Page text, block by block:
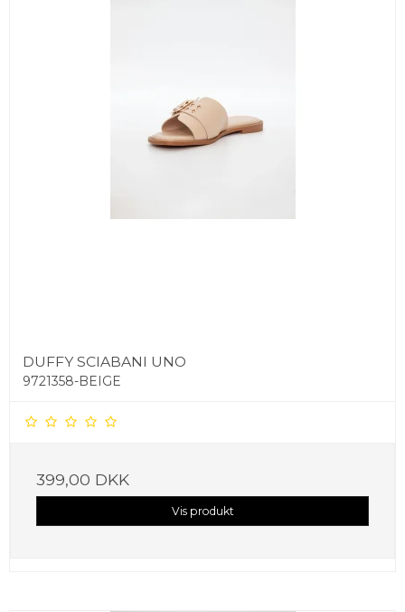
DUFFY SCIABANI UNO
9721358-BEIGE
399,00 DKK
Vis produkt